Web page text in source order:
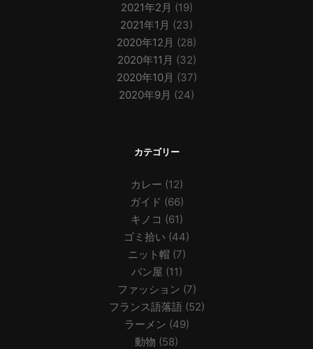
2021年2月 (19)
2021年1月 (23)
2020年12月 (28)
2020年11月 (32)
2020年10月 (37)
2020年9月 (24)
カテゴリー
カレー (12)
ガイド (66)
キノコ (61)
ゴミ拾い (44)
ニット帽 (7)
パン屋 (11)
ファッション (7)
フランス語落語 (52)
ラーメン (49)
動物 (58)